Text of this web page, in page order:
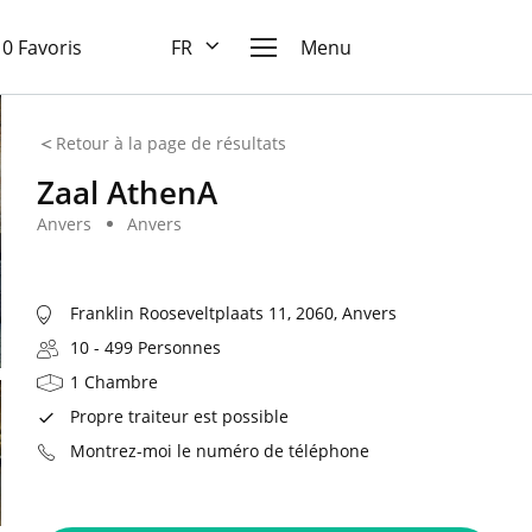
Favoris FR Menu
Retour à la page de résultats
Zaal AthenA
Anvers Anvers
Franklin Rooseveltplaats 11, 2060, Anvers
10 - 499 Personnes
1 Chambre
Propre traiteur est possible
Montrez-moi le numéro de téléphone